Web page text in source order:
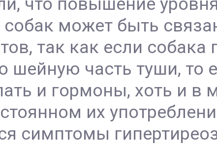
может быть
так как если собака
шейную часть туши, то
и гормоны, хоть и в
их
симптомы